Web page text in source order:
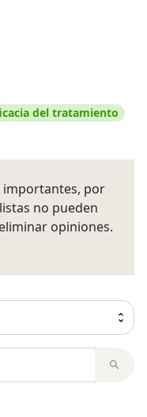
del tratamiento
importantes, por
no pueden
opiniones.